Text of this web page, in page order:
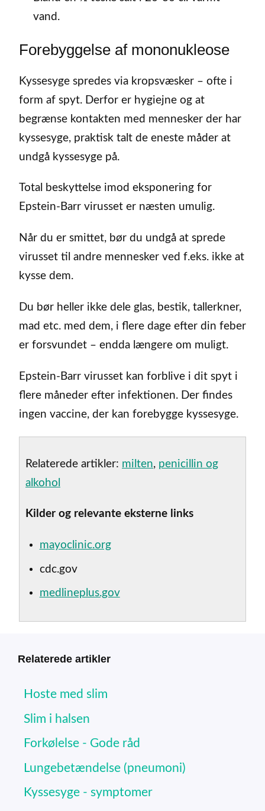
vand.
Forebyggelse af mononukleose
Kyssesyge spredes via kropsvæsker – ofte i
form af spyt. Derfor er hygiejne og at
begrænse kontakten med mennesker der har
kyssesyge, praktisk talt de eneste måder at
undgå kyssesyge på.
Total beskyttelse imod eksponering for
Epstein-Barr virusset er næsten umulig.
Når du er smittet, bør du undgå at sprede
virusset til andre mennesker ved f.eks. ikke at
kysse dem.
Du bør heller ikke dele glas, bestik, tallerkner,
mad etc. med dem, i flere dage efter din feber
er forsvundet – endda længere om muligt.
Epstein-Barr virusset kan forblive i dit spyt i
flere måneder efter infektionen. Der findes
ingen vaccine, der kan forebygge kyssesyge.
Relaterede artikler: milten, penicillin og
alkohol
Kilder og relevante eksterne links
mayoclinic.org
cdc.gov
medlineplus.gov
Relaterede artikler
Hoste med slim
Slim i halsen
Forkølelse - Gode råd
Lungebetændelse (pneumoni)
Kyssesyge - symptomer